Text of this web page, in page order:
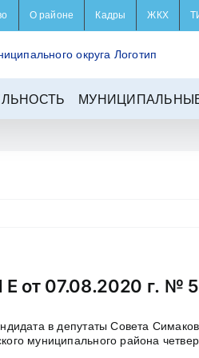
О районе Кадры ЖКХ
от 07.08.2020 г. №
в депутаты Совета
муниципального района